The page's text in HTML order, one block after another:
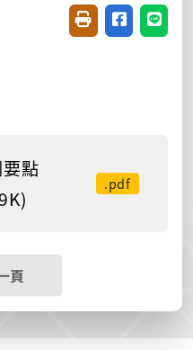
友善列印(開新視
分享至臉書
分享
點
.pdf
頁